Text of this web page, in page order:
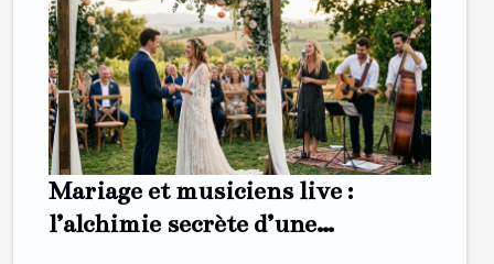
Mariage et musiciens live :
l’alchimie secrète d’une